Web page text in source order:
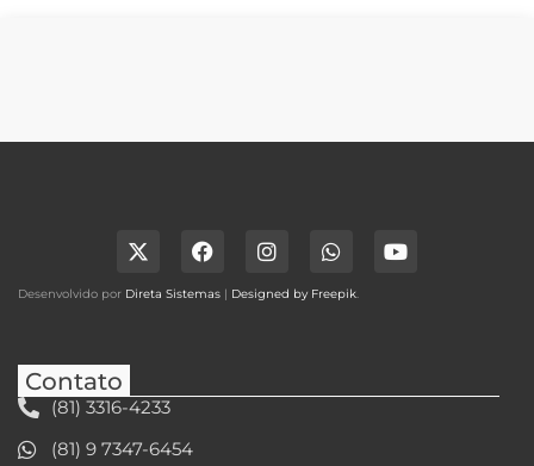
Desenvolvido por Direta Sistemas | Designed by Freepik.
Contato
(81) 3316-4233
(81) 9 7347-6454